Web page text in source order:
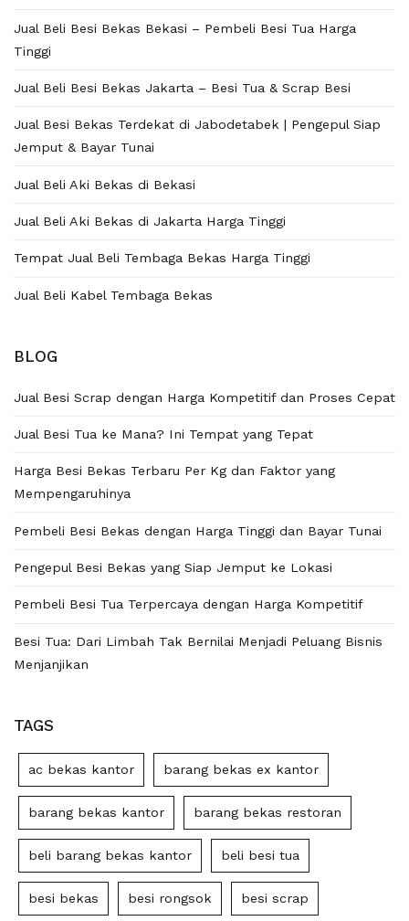
Jual Beli Besi Bekas Bekasi – Pembeli Besi Tua Harga
Tinggi
Jual Beli Besi Bekas Jakarta – Besi Tua & Scrap Besi
Jual Besi Bekas Terdekat di Jabodetabek | Pengepul Siap
Jemput & Bayar Tunai
Jual Beli Aki Bekas di Bekasi
Jual Beli Aki Bekas di Jakarta Harga Tinggi
Tempat Jual Beli Tembaga Bekas Harga Tinggi
Jual Beli Kabel Tembaga Bekas
BLOG
Jual Besi Scrap dengan Harga Kompetitif dan Proses Cepat
Jual Besi Tua ke Mana? Ini Tempat yang Tepat
Harga Besi Bekas Terbaru Per Kg dan Faktor yang
Mempengaruhinya
Pembeli Besi Bekas dengan Harga Tinggi dan Bayar Tunai
Pengepul Besi Bekas yang Siap Jemput ke Lokasi
Pembeli Besi Tua Terpercaya dengan Harga Kompetitif
Besi Tua: Dari Limbah Tak Bernilai Menjadi Peluang Bisnis
Menjanjikan
TAGS
ac bekas kantor barang bekas ex kantor
barang bekas kantor barang bekas restoran
beli barang bekas kantor beli besi tua
besi bekas besi rongsok besi scrap